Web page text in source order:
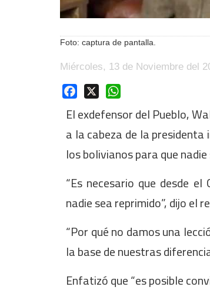
Foto: captura de pantalla.
Miércoles, 13 de Noviembre del
Facebook
El exdefensor del Pueblo,
a la cabeza de la
los bolivianos para que
“Es necesario que desde
nadie sea reprimido”, dijo el
“Por qué no damos una
la base de nuestras
Enfatizó que “es posible